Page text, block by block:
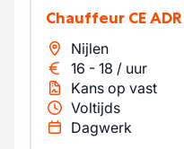
Chauffeur CE ADR
Nijlen
16 - 18 / uur
Kans op vast
Voltijds
Dagwerk